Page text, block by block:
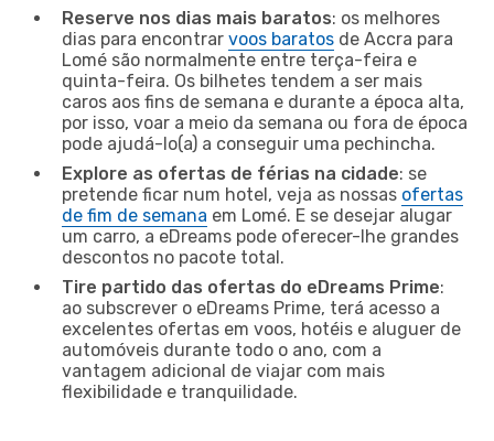
Reserve nos dias mais baratos: os melhores
dias para encontrar voos baratos de Accra para
Lomé são normalmente entre terça-feira e
quinta-feira. Os bilhetes tendem a ser mais
caros aos fins de semana e durante a época alta,
por isso, voar a meio da semana ou fora de época
pode ajudá-lo(a) a conseguir uma pechincha.
Explore as ofertas de férias na cidade: se
pretende ficar num hotel, veja as nossas ofertas
de fim de semana em Lomé. E se desejar alugar
um carro, a eDreams pode oferecer-lhe grandes
descontos no pacote total.
Tire partido das ofertas do eDreams Prime:
ao subscrever o eDreams Prime, terá acesso a
excelentes ofertas em voos, hotéis e aluguer de
automóveis durante todo o ano, com a
vantagem adicional de viajar com mais
flexibilidade e tranquilidade.